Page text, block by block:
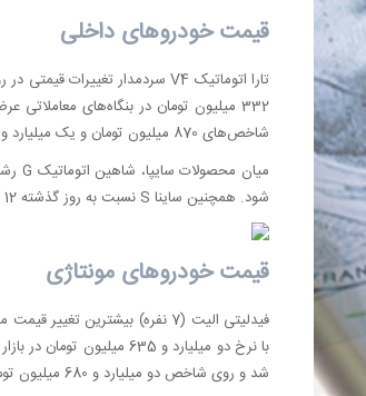
قیمت خودروهای داخلی
شاخص‌های 870 میلیون تومان و یک میلیارد و 150 میلیون تومان ایستادند.
شود. همچنین ساینا S نسبت به روز گذشته 12 میلیون تومان گران شد و روی قله 613 میلیون تومان ایستاد.
قیمت خودروهای مونتاژی
شد و روی شاخص دو میلیارد و 680 میلیون تومان ایستاد.